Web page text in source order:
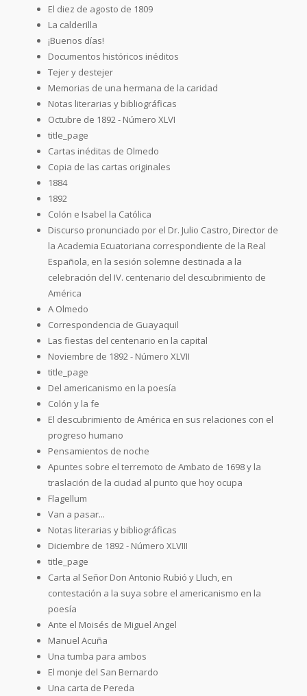
El diez de agosto de 1809
La calderilla
¡Buenos días!
Documentos históricos inéditos
Tejer y destejer
Memorias de una hermana de la caridad
Notas literarias y bibliográficas
Octubre de 1892 - Número XLVI
title_page
Cartas inéditas de Olmedo
Copia de las cartas originales
1884
1892
Colón e Isabel la Católica
Discurso pronunciado por el Dr. Julio Castro, Director de
la Academia Ecuatoriana correspondiente de la Real
Española, en la sesión solemne destinada a la
celebración del IV. centenario del descubrimiento de
América
A Olmedo
Correspondencia de Guayaquil
Las fiestas del centenario en la capital
Noviembre de 1892 - Número XLVII
title_page
Del americanismo en la poesía
Colón y la fe
El descubrimiento de América en sus relaciones con el
progreso humano
Pensamientos de noche
Apuntes sobre el terremoto de Ambato de 1698 y la
traslación de la ciudad al punto que hoy ocupa
Flagellum
Van a pasar...
Notas literarias y bibliográficas
Diciembre de 1892 - Número XLVIII
title_page
Carta al Señor Don Antonio Rubió y Lluch, en
contestación a la suya sobre el americanismo en la
poesía
Ante el Moisés de Miguel Angel
Manuel Acuña
Una tumba para ambos
El monje del San Bernardo
Una carta de Pereda